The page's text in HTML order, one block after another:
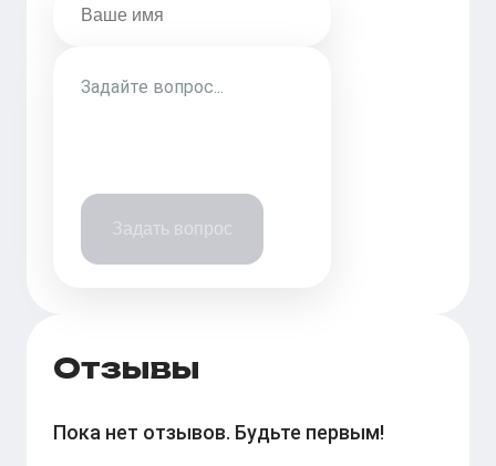
Задать вопрос
Отзывы
Пока нет отзывов. Будьте первым!